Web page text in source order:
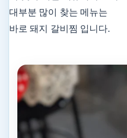
대부분 많이 찾는 메뉴는
바로 돼지 갈비찜 입니다.